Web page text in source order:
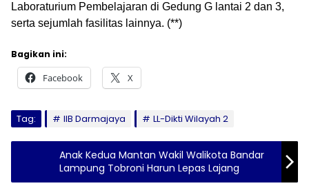
Laboraturium Pembelajaran di Gedung G lantai 2 dan 3,
serta sejumlah fasilitas lainnya. (**)
Bagikan ini:
Facebook X
Tag: IIB Darmajaya LL-Dikti Wilayah 2
Anak Kedua Mantan Wakil Walikota Bandar
Lampung Tobroni Harun Lepas Lajang